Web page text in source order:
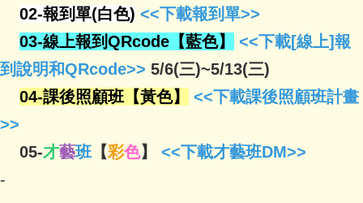
02-報到單(白色) <<下載報到單>>
03-線上報到QRcode【藍色】
<<下載[線上]報
到說明和QRcode>> 5/6(三)~5/13(三)
04-課後照顧班【黃色】
<<下載課後照顧班計畫
>>
05-才藝班【彩色】 <<下載才藝班DM>>
-